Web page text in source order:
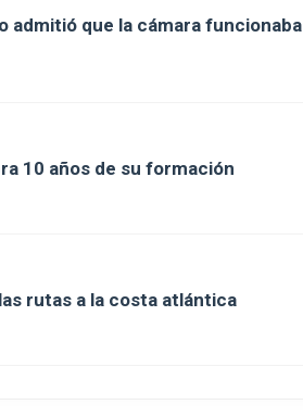
admitió que la cámara funcionaba
10 años de su formación
rutas a la costa atlántica